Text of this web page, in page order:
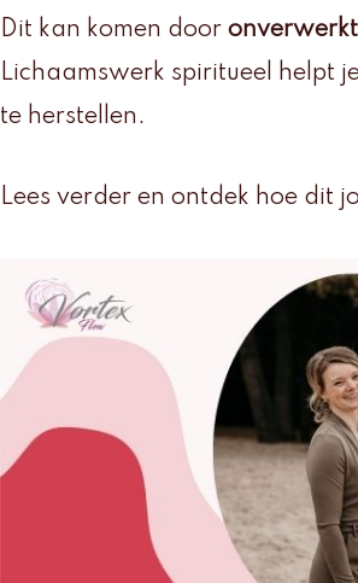
Dit kan komen door
Lichaamswerk spiritueel helpt
te herstellen.
Lees verder en ontdek hoe dit